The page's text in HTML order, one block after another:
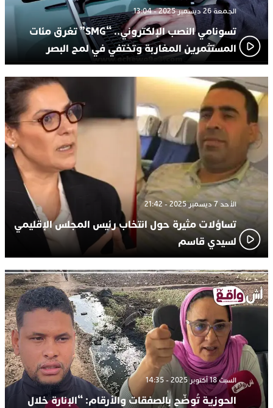
الجمعة 26 ديسمبر 2025 - 13:04
تسونامي النصب الإلكتروني.. “SMG” تغرق مئات
المستثمرين المغاربة وتختفي في لمح البصر
الأحد 7 ديسمبر 2025 - 21:42
تساؤلات مثيرة حول انتخاب رئيس المجلس الإقليمي
لسيدي قاسم
السبت 18 أكتوبر 2025 - 14:35
الحوزية تُوضّح بالصفقات والأرقام: “الإنارة خلال